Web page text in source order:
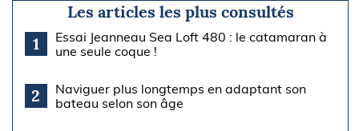
Les articles les plus consultés
1
Essai Jeanneau Sea Loft 480 : le catamaran à
une seule coque !
2
Naviguer plus longtemps en adaptant son
bateau selon son âge